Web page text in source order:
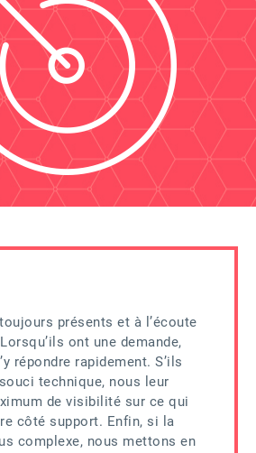
présents et à l’écoute
ont une demande,
répondre rapidement. S’ils
technique, nous leur
de visibilité sur ce qui
côté support. Enfin, si la
complexe, nous mettons en